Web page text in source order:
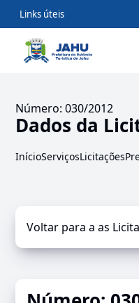
Links úteis
Número: 030/2012
Dados da
InícioServiçosLicitações
Voltar para a as